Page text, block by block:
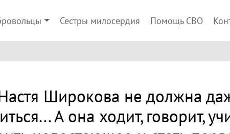
Сестры милосердия Помощь СВО
Широкова не должна
А она ходит, говорит,